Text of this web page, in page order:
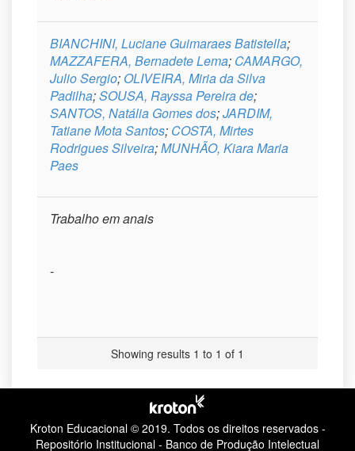
BIANCHINI, Luciane Guimaraes Batistella;
MAZZAFERA, Bernadete Lema; CAMARGO,
Julio Sergio; OLIVEIRA, Miria da Silva
Padilha;SOUSA, Rayssa Pereira de;
SANTOS, Natália Gomes dos;JARDIM,
Tatiane Mota Santos; COSTA, Mirtes
Rodrigues Silveira;MUNHÃO, Kiara Maria
Paes
Trabalho em anais
-
Showing results 1 to 1 of 1
Kroton Educacional © 2019. Todos os direitos reservados -
Repositório Institucional - Banco de Produção Intelectual